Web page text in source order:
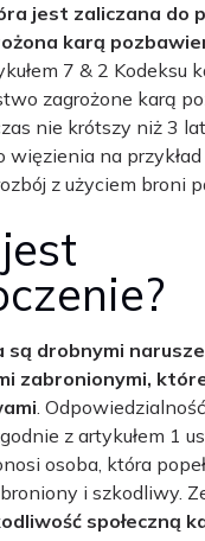
jest zaliczana do
karą
7 & 2 Kodeksu
zagrożone karą
nie krótszy niż 3
więzienia na
z użyciem broni
są drobnymi
zabronionymi,
.
z artykułem 1
osoba, która
i szkodliwy.
społeczną